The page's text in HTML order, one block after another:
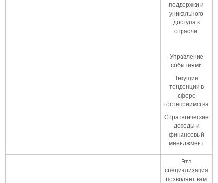
поддержки и
уникального
доступа к
отрасли.
Управление
событиями
Текущие
тенденции в
сфере
гостеприимства
Стратегические
доходы и
финансовый
менеджмент
Эта
специализация
позволяет вам